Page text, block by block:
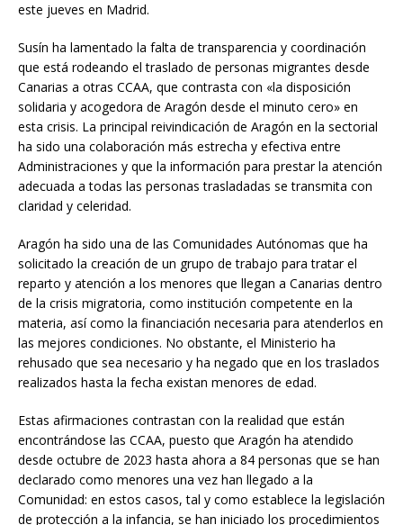
este jueves en Madrid.
Susín ha lamentado la falta de transparencia y coordinación
que está rodeando el traslado de personas migrantes desde
Canarias a otras CCAA, que contrasta con «la disposición
solidaria y acogedora de Aragón desde el minuto cero» en
esta crisis. La principal reivindicación de Aragón en la sectorial
ha sido una colaboración más estrecha y efectiva entre
Administraciones y que la información para prestar la atención
adecuada a todas las personas trasladadas se transmita con
claridad y celeridad.
Aragón ha sido una de las Comunidades Autónomas que ha
solicitado la creación de un grupo de trabajo para tratar el
reparto y atención a los menores que llegan a Canarias dentro
de la crisis migratoria, como institución competente en la
materia, así como la financiación necesaria para atenderlos en
las mejores condiciones. No obstante, el Ministerio ha
rehusado que sea necesario y ha negado que en los traslados
realizados hasta la fecha existan menores de edad.
Estas afirmaciones contrastan con la realidad que están
encontrándose las CCAA, puesto que Aragón ha atendido
desde octubre de 2023 hasta ahora a 84 personas que se han
declarado como menores una vez han llegado a la
Comunidad: en estos casos, tal y como establece la legislación
de protección a la infancia, se han iniciado los procedimientos